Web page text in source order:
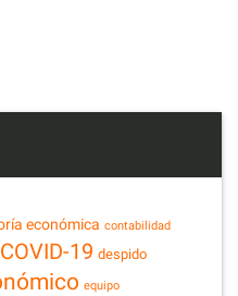
económica contabilidad
COVID-19 despido
equipo